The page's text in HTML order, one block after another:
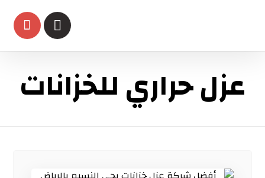
عزل حراري للخزانات